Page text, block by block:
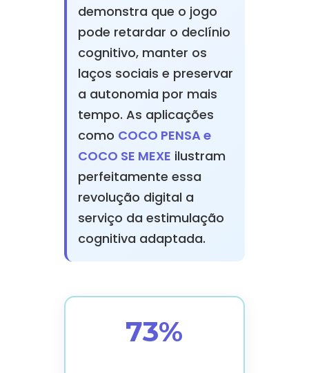
demonstra que o jogo
pode retardar o declínio
cognitivo, manter os
laços sociais e preservar
a autonomia por mais
tempo. As aplicações
como COCO PENSA e
COCO SE MEXE ilustram
perfeitamente essa
revolução digital a
serviço da estimulação
cognitiva adaptada.
73%